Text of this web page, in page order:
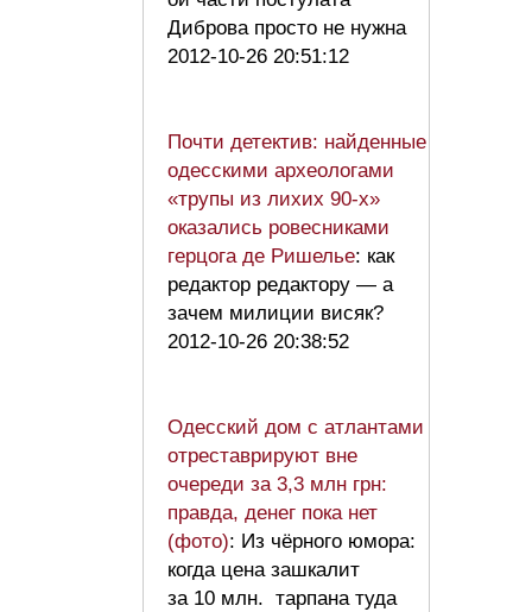
Диброва просто не нужна
2012-10-26 20:51:12
Почти детектив: найденные
одесскими археологами
«трупы из лихих 90-х»
оказались ровесниками
герцога де Ришелье: как
редактор редактору — а
зачем милиции висяк?
2012-10-26 20:38:52
Одесский дом с атлантами
отреставрируют вне
очереди за 3,3 млн грн:
правда, денег пока нет
(фото): Из чёрного юмора:
когда цена зашкалит
за 10 млн. тарпана туда